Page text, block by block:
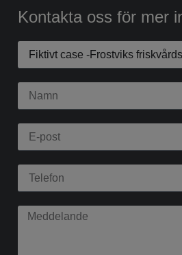
Kontakta oss för mer